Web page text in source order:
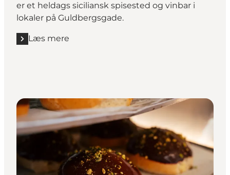
er et heldags siciliansk spisested og vinbar i
lokaler på Guldbergsgade.
Læs mere
Læs mere "Lazy Bakery"